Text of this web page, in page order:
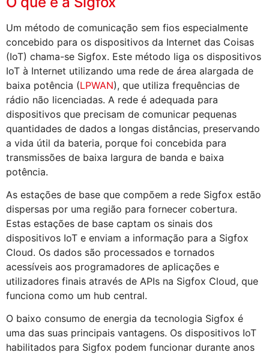
Um método de comunicação sem fios especialmente
concebido para os dispositivos da Internet das Coisas
(IoT) chama-se Sigfox. Este método liga os dispositivos
IoT à Internet utilizando uma rede de área alargada de
baixa potência (LPWAN), que utiliza frequências de
rádio não licenciadas. A rede é adequada para
dispositivos que precisam de comunicar pequenas
quantidades de dados a longas distâncias, preservando
a vida útil da bateria, porque foi concebida para
transmissões de baixa largura de banda e baixa
potência.
As estações de base que compõem a rede Sigfox estão
dispersas por uma região para fornecer cobertura.
Estas estações de base captam os sinais dos
dispositivos IoT e enviam a informação para a Sigfox
Cloud. Os dados são processados e tornados
acessíveis aos programadores de aplicações e
utilizadores finais através de APIs na Sigfox Cloud, que
funciona como um hub central.
O baixo consumo de energia da tecnologia Sigfox é
uma das suas principais vantagens. Os dispositivos IoT
habilitados para Sigfox podem funcionar durante anos